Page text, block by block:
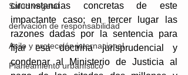
Salud vegetal
derivación de responsabilidad
Asilo y protección internacional
Planeamiento urbanístico
circunstancias concretas de este
impactante caso; en tercer lugar las
razones dadas por la sentencia para
fijar esa doctrina jurisprudencial y
condenar al Ministerio de Justicia al